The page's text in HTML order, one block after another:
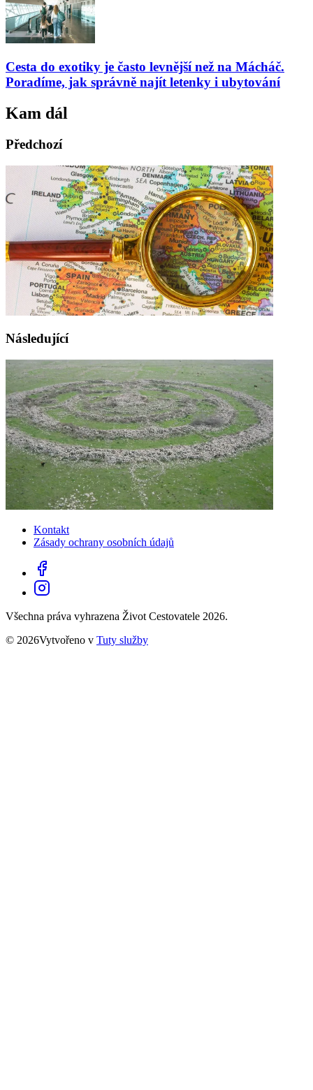
Cesta do exotiky je často levnější než na Mácháč.
Poradíme, jak správně najít letenky i ubytování
Kam dál
Předchozí
Následující
Kontakt
Zásady ochrany osobních údajů
Všechna práva vyhrazena Život Cestovatele 2026.
© 2026Vytvořeno v Tuty služby